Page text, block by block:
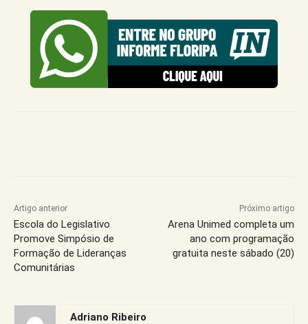
Artigo anterior
Escola do Legislativo
Promove Simpósio de
Formação de Lideranças
Comunitárias
Próximo artigo
Arena Unimed completa um
ano com programação
gratuita neste sábado (20)
Adriano Ribeiro